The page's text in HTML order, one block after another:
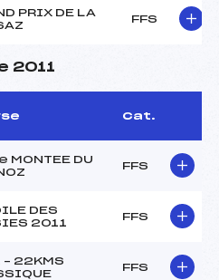
PRIX DE LA
FFS
2011
Cat.
MONTEE DU
FFS
DES
2011
FFS
– 22KMS
FFS